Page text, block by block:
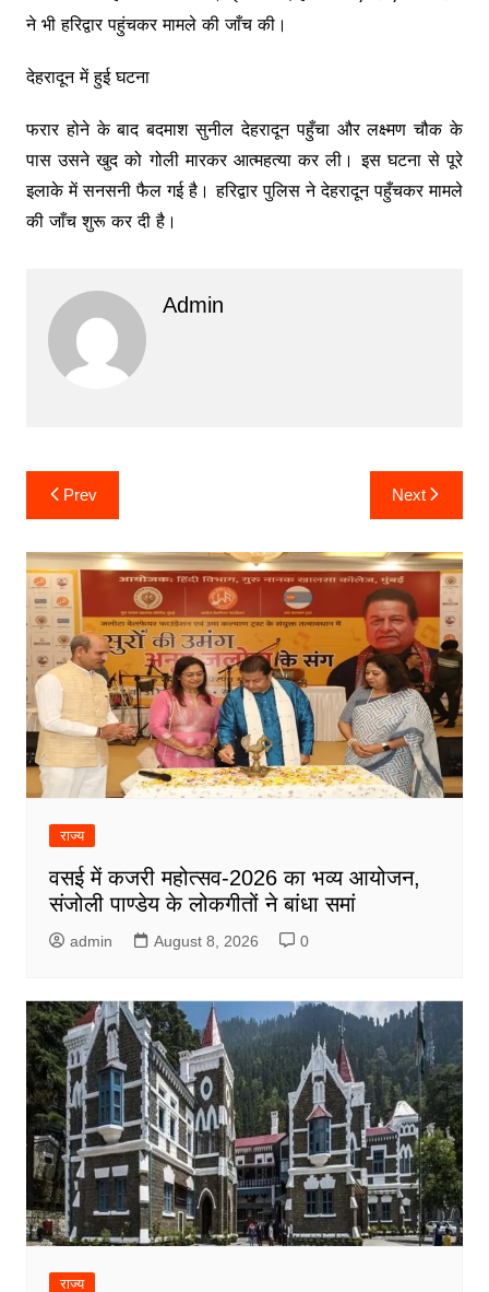
ने भी हरिद्वार पहुंचकर मामले की जाँच की।
देहरादून में हुई घटना
फरार होने के बाद बदमाश सुनील देहरादून पहुँचा और लक्ष्मण चौक के
पास उसने खुद को गोली मारकर आत्महत्या कर ली। इस घटना से पूरे
इलाके में सनसनी फैल गई है। हरिद्वार पुलिस ने देहरादून पहुँचकर मामले
की जाँच शुरू कर दी है।
Admin
Post
navigation
Prev Next
राज्य
वसई में कजरी महोत्सव-2026 का भव्य आयोजन,
संजोली पाण्डेय के लोकगीतों ने बांधा समां
admin August 8, 2026 0
राज्य